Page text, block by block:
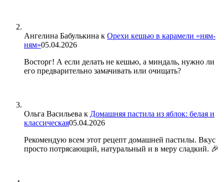
Ангелина Бабулькина к Орехи кешью в карамели «ням-
ням»05.04.2026
Восторг! А если делать не кешью, а миндаль, нужно ли
его предварительно замачивать или очищать?
Ольга Васильева к Домашняя пастила из яблок: белая и
классическая05.04.2026
Рекомендую всем этот рецепт домашней пастилы. Вкус
просто потрясающий, натуральный и в меру сладкий. 🎉